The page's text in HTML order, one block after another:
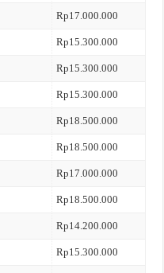
Rp17.000.000
Rp15.300.000
Rp15.300.000
Rp15.300.000
Rp18.500.000
Rp18.500.000
Rp17.000.000
Rp18.500.000
Rp14.200.000
Rp15.300.000